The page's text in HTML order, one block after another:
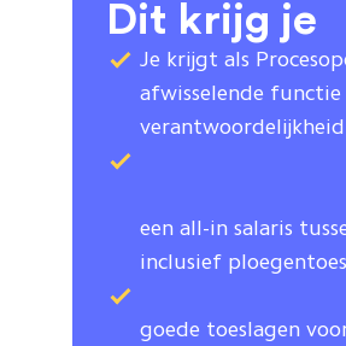
Dit krijg je
Je krijgt als
afwisselende functie
een all-in salaris
inclusief
goede toeslagen